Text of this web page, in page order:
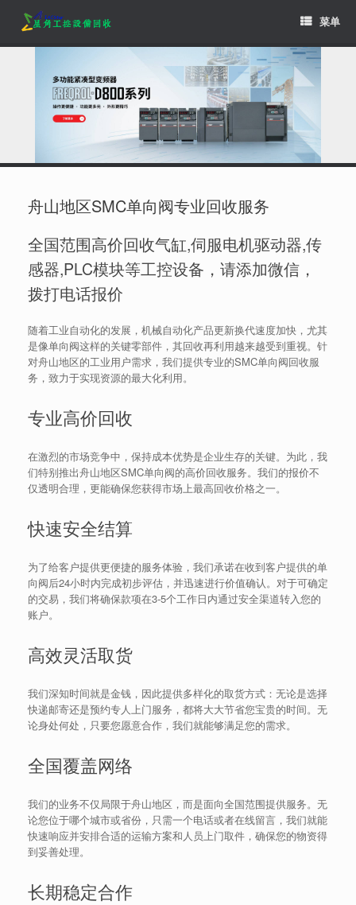
content
菜单
舟山地区SMC单向阀专业回收服务
全国范围高价回收气缸,伺服电机驱动器,传
感器,PLC模块等工控设备，请添加微信，
拨打电话报价
随着工业自动化的发展，机械自动化产品更新换代速度加快，尤其
是像单向阀这样的关键零部件，其回收再利用越来越受到重视。针
对舟山地区的工业用户需求，我们提供专业的SMC单向阀回收服
务，致力于实现资源的最大化利用。
专业高价回收
在激烈的市场竞争中，保持成本优势是企业生存的关键。为此，我
们特别推出舟山地区SMC单向阀的高价回收服务。我们的报价不
仅透明合理，更能确保您获得市场上最高回收价格之一。
快速安全结算
为了给客户提供更便捷的服务体验，我们承诺在收到客户提供的单
向阀后24小时内完成初步评估，并迅速进行价值确认。对于可确定
的交易，我们将确保款项在3-5个工作日内通过安全渠道转入您的
账户。
高效灵活取货
我们深知时间就是金钱，因此提供多样化的取货方式：无论是选择
快递邮寄还是预约专人上门服务，都将大大节省您宝贵的时间。无
论身处何处，只要您愿意合作，我们就能够满足您的需求。
全国覆盖网络
我们的业务不仅局限于舟山地区，而是面向全国范围提供服务。无
论您位于哪个城市或省份，只需一个电话或者在线留言，我们就能
快速响应并安排合适的运输方案和人员上门取件，确保您的物资得
到妥善处理。
长期稳定合作